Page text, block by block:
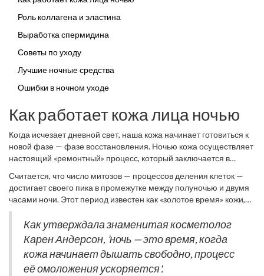
Роль коллагена и эластина
Выработка спермидина
Советы по уходу
Лучшие ночные средства
Ошибки в ночном уходе
Как работает кожа лица ночью
Когда исчезает дневной свет, наша кожа начинает готовиться к
новой фазе — фазе восстановления. Ночью кожа осуществляет
настоящий «ремонтный» процесс, который заключается в
время суток ускоряется деление клеток, что способствует более
быстрой регенерации. Еще один важный процесс — это
выработка природных антиоксидантов, которые борются с
активное время для кожи позволяет ей синтезировать жизненно
важные белки, такие как коллаген и эластин, которые играют
ключевую роль в сохранении эластичности и структуры кожи.
Считается, что число митозов — процессов деления клеток —
достигает своего пика в промежутке между полуночью и двумя
часами ночи. Этот период известен как «золотое время» кожи,
когда ее способность к восстановлению возрастает в несколько
раз. Как указывает исследование, опубликованное в Journal of
Investigative Dermatology, клеточное деление ночью
происходит на 30% быстрее, чем днем. Это объясняет, почему
ночной уход приобретает особую значимость в борьбе с
признаками старения.
Как утверждала знаменитая косметолог
Карен Андерсон, 'ночь — это время, когда
кожа начинает дышать свободно, процесс
её омоложения ускоряется'.